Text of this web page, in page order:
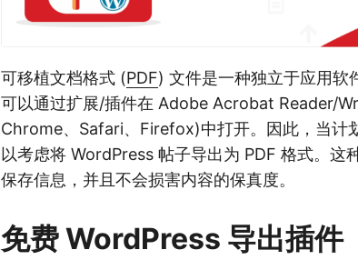
可移植文档格式 (PDF) 文件是一种独立于应用软
可以通过扩展/插件在 Adobe Acrobat Reader/
Chrome、Safari、Firefox)中打开。因此，当计
以考虑将 WordPress 帖子导出为 PDF 格式。这
保存信息，并且不会损害内容的保真度。
免费 WordPress 导出插件